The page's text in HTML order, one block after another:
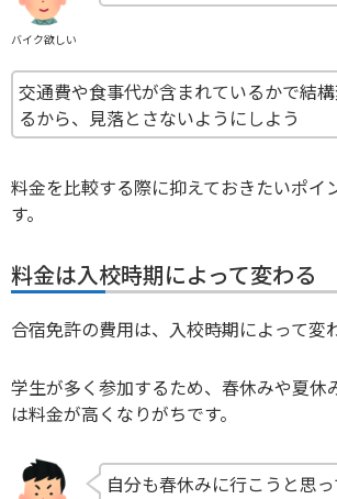
バイク欲しい
交通費や食事代が含まれているかで結
るから、見落とさないようにしよう
料金を比較する際に抑えておきたいポイ
す。
料金は入校時期によって変わる
合宿免許の費用は、入校時期によって変
学生が多く参加するため、春休みや夏休
は料金が高くなりがちです。
自分も春休みに行こうと思